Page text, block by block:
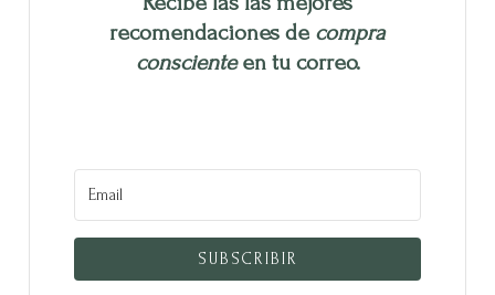
recomendaciones de compra
conscienteen tu correo.
SUBSCRIBIR